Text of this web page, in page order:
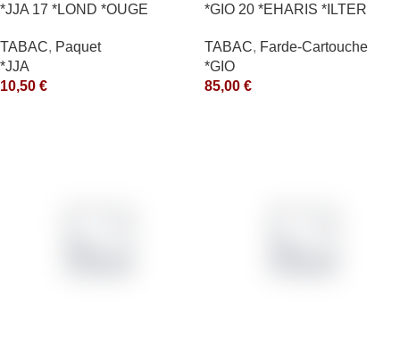
*JJA 17 *LOND *OUGE
TABAC, Paquet
*JJA
10,50 €
*GIO 20 *EHARIS *ILTER
TABAC, Farde-Cartouche
*GIO
85,00 €